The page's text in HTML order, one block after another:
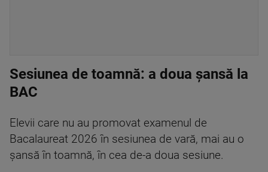
Sesiunea de toamnă: a doua șansă la
BAC
Elevii care nu au promovat examenul de
Bacalaureat 2026 în sesiunea de vară, mai au o
șansă în toamnă, în cea de-a doua sesiune.